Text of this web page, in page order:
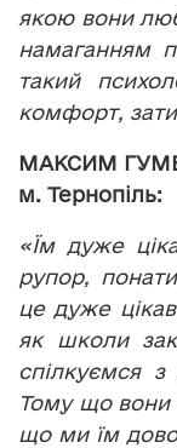
якою вони
намаганням
такий
комфорт,
МАКСИМ
м. Тернопіль:
«Їм дуже
рупор,
це дуже
як школи
спілкуємся
Тому що вони
що ми їм